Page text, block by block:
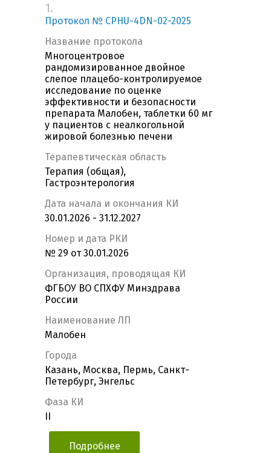
1.
Протокол № CPHU-4DN-02-2025
Название протокола
Многоцентровое
рандомизированное двойное
слепое плацебо-контролируемое
исследование по оценке
эффективности и безопасности
препарата Малобен, таблетки 60 мг
у пациентов с неалкогольной
жировой болезнью печени
Терапевтическая область
Терапия (общая),
Гастроэнтерология
Дата начала и окончания КИ
30.01.2026 - 31.12.2027
Номер и дата РКИ
№ 29 от 30.01.2026
Организация, проводящая КИ
ФГБОУ ВО СПХФУ Минздрава
России
Наименование ЛП
Малобен
Города
Казань, Москва, Пермь, Санкт-
Петербург, Энгельс
Фаза КИ
Подробнее